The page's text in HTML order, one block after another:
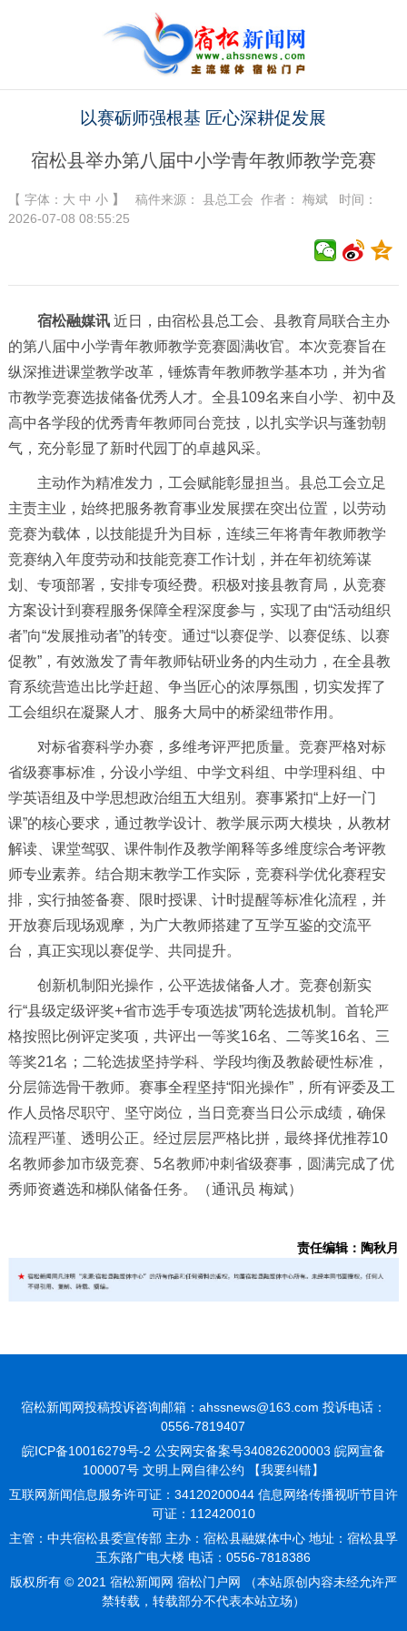
以赛砺师强根基 匠心深耕促发展
宿松县举办第八届中小学青年教师教学竞赛
【 字体： 大 中 小】 稿件来源： 县总工会 作者： 梅斌 时间：
2026-07-08 08:55:25
宿松融媒讯近日，由宿松县总工会、县教育局联合主办
的第八届中小学青年教师教学竞赛圆满收官。本次竞赛旨在
纵深推进课堂教学改革，锤炼青年教师教学基本功，并为省
市教学竞赛选拔储备优秀人才。全县109名来自小学、初中及
高中各学段的优秀青年教师同台竞技，以扎实学识与蓬勃朝
气，充分彰显了新时代园丁的卓越风采。
主动作为精准发力，工会赋能彰显担当。县总工会立足
主责主业，始终把服务教育事业发展摆在突出位置，以劳动
竞赛为载体，以技能提升为目标，连续三年将青年教师教学
竞赛纳入年度劳动和技能竞赛工作计划，并在年初统筹谋
划、专项部署，安排专项经费。积极对接县教育局，从竞赛
方案设计到赛程服务保障全程深度参与，实现了由“活动组织
者”向“发展推动者”的转变。通过“以赛促学、以赛促练、以赛
促教”，有效激发了青年教师钻研业务的内生动力，在全县教
育系统营造出比学赶超、争当匠心的浓厚氛围，切实发挥了
工会组织在凝聚人才、服务大局中的桥梁纽带作用。
对标省赛科学办赛，多维考评严把质量。竞赛严格对标
省级赛事标准，分设小学组、中学文科组、中学理科组、中
学英语组及中学思想政治组五大组别。赛事紧扣“上好一门
课”的核心要求，通过教学设计、教学展示两大模块，从教材
解读、课堂驾驭、课件制作及教学阐释等多维度综合考评教
师专业素养。结合期末教学工作实际，竞赛科学优化赛程安
排，实行抽签备赛、限时授课、计时提醒等标准化流程，并
开放赛后现场观摩，为广大教师搭建了互学互鉴的交流平
台，真正实现以赛促学、共同提升。
创新机制阳光操作，公平选拔储备人才。竞赛创新实
行“县级定级评奖+省市选手专项选拔”两轮选拔机制。首轮严
格按照比例评定奖项，共评出一等奖16名、二等奖16名、三
等奖21名；二轮选拔坚持学科、学段均衡及教龄硬性标准，
分层筛选骨干教师。赛事全程坚持“阳光操作”，所有评委及工
作人员恪尽职守、坚守岗位，当日竞赛当日公示成绩，确保
流程严谨、透明公正。经过层层严格比拼，最终择优推荐10
名教师参加市级竞赛、5名教师冲刺省级赛事，圆满完成了优
秀师资遴选和梯队储备任务。（通讯员 梅斌）
责任编辑：陶秋月
宿松新闻网投稿投诉咨询邮箱：ahssnews@163.com 投诉电话：
0556-7819407
皖ICP备10016279号-2 公安网安备案号340826200003 皖网宣备
100007号 文明上网自律公约
【我要纠错】
互联网新闻信息服务许可证：34120200044 信息网络传播视听节目许
可证：112420010
主管：中共宿松县委宣传部 主办：宿松县融媒体中心 地址：宿松县孚
玉东路广电大楼 电话：0556-7818386
版权所有 © 2021 宿松新闻网 宿松门户网 （本站原创内容未经允许严
禁转载，转载部分不代表本站立场）